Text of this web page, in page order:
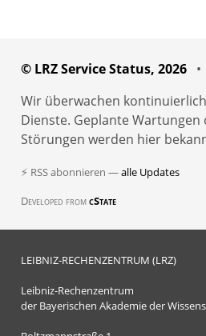
© LRZ Service Status, 2026 •
Wir überwachen
Dienste. Geplante
Störungen werden hier
⚡ RSS abonnieren —alle Updates
Developed fromcState
LEIBNIZ-RECHENZENTRUM (LRZ)
Leibniz-Rechenzentrum
der Bayerischen Akademie der